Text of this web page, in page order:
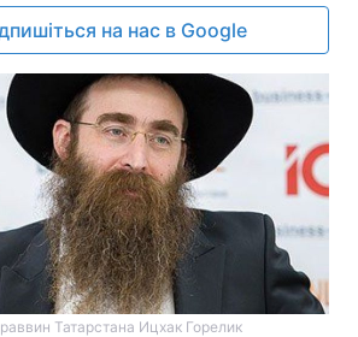
на нас в Google
Татарстана Ицхак Горелик